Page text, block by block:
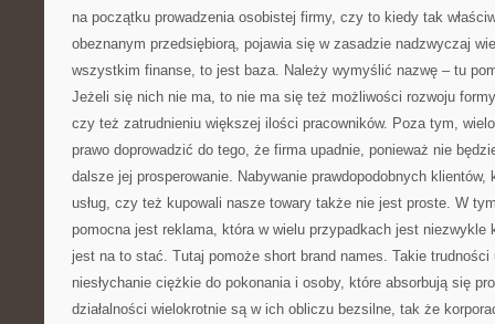
na początku prowadzenia osobistej firmy, czy to kiedy tak
obeznanym przedsiębiorą, pojawia się w zasadzie nadzwyczaj
wszystkim finanse, to jest baza. Należy wymyślić nazwę – tu
Jeżeli się nich nie ma, to nie ma się też możliwości rozwoju
czy też zatrudnieniu większej ilości pracowników. Poza tym,
prawo doprowadzić do tego, że firma upadnie, ponieważ nie
dalsze jej prosperowanie. Nabywanie prawdopodobnych
usług, czy też kupowali nasze towary także nie jest proste. W
pomocna jest reklama, która w wielu przypadkach jest niezwykle
jest na to stać. Tutaj pomoże short brand names. Takie
niesłychanie ciężkie do pokonania i osoby, które absorbują się
działalności wielokrotnie są w ich obliczu bezsilne, tak że